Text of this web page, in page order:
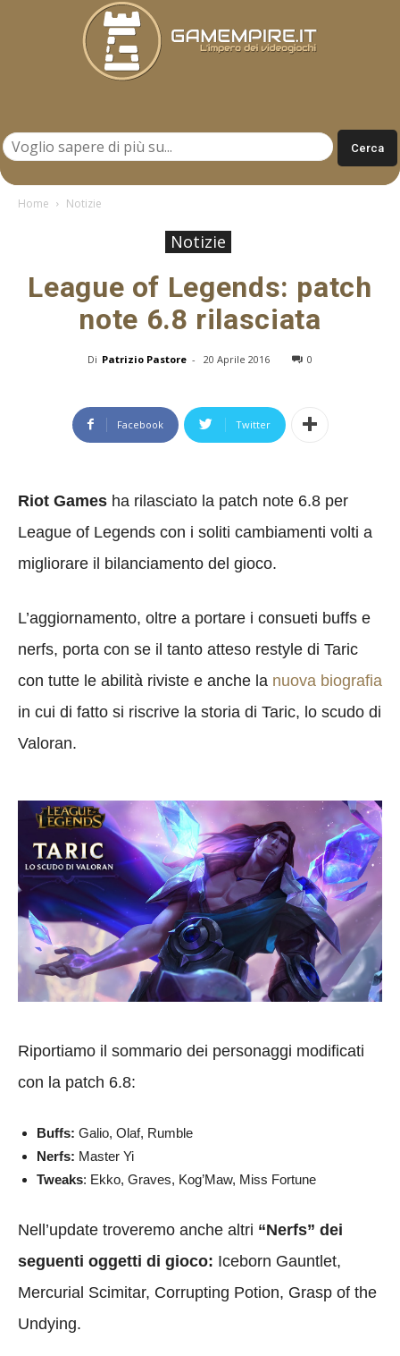
Home Notizie
Notizie
League of Legends: patch
note 6.8 rilasciata
Di Patrizio Pastore - 20 Aprile 2016 0
Facebook Twitter
Riot Games ha rilasciato la patch note 6.8 per
League of Legends con i soliti cambiamenti volti a
migliorare il bilanciamento del gioco.
L’aggiornamento, oltre a portare i consueti buffs e
nerfs, porta con se il tanto atteso restyle di Taric
con tutte le abilità riviste e anche la nuova biografia
in cui di fatto si riscrive la storia di Taric, lo scudo di
Valoran.
Riportiamo il sommario dei personaggi modificati
con la patch 6.8:
Buffs: Galio, Olaf, Rumble
Nerfs: Master Yi
Tweaks: Ekko, Graves, Kog’Maw, Miss Fortune
Nell’update troveremo anche altri “Nerfs” dei
seguenti oggetti di gioco: Iceborn Gauntlet,
Mercurial Scimitar, Corrupting Potion, Grasp of the
Undying.